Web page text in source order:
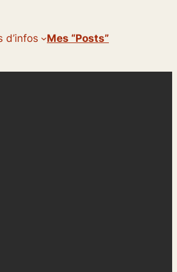
d’infos Mes “posts”